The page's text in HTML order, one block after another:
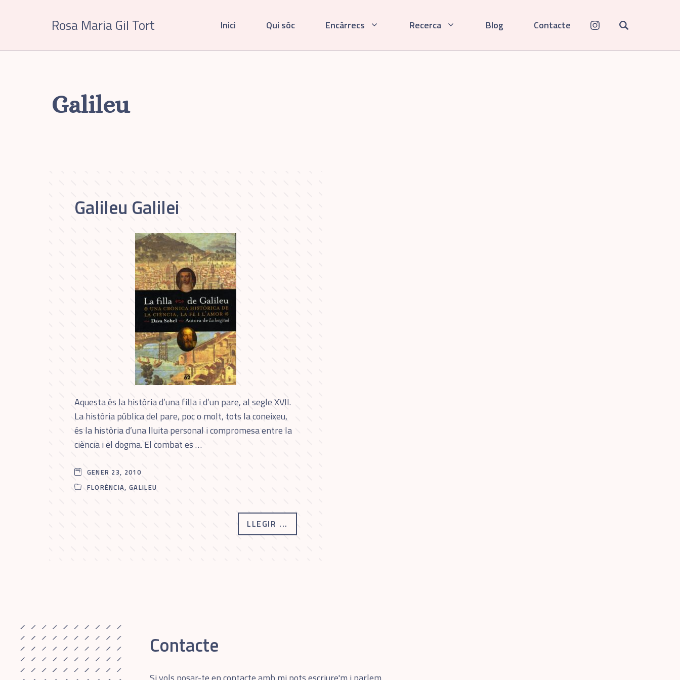
Rosa Maria Gil Tort Inici Qui sóc Encàrrecs Recerca Blog Contacte
Galileu
Galileu Galilei
Aquesta és la història d’una filla i d’un pare, al segle XVII.
La història pública del pare, poc o molt, tots la coneixeu,
és la història d’una lluita personal i compromesa entre la
ciència i el dogma. El combat es …
GENER 23, 2010
FLORÈNCIA, GALILEU
LLEGIR ...
Contacte